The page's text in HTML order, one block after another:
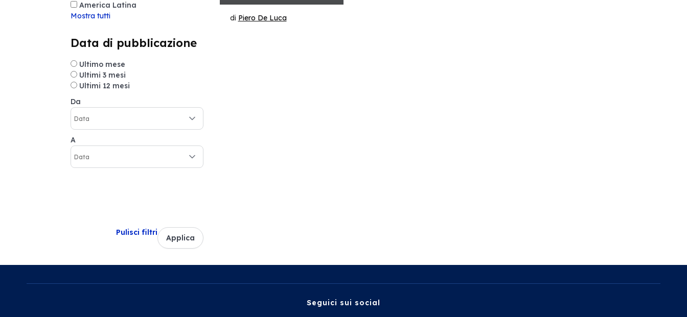
America Latina
Mostra tutti
Data di pubblicazione
Ultimo mese
Ultimi 3 mesi
Ultimi 12 mesi
Da
A
Pulisci filtri
Applica
di Piero De Luca
Seguici sui social